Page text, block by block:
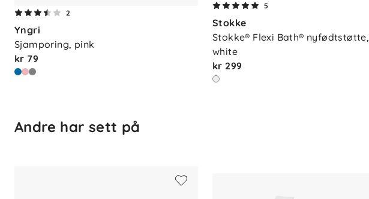
2
Yngri
Sjamporing, pink
kr 79
5
Stokke
Stokke® Flexi Bath® nyfødtstøtte,
white
kr 299
Andre har sett på